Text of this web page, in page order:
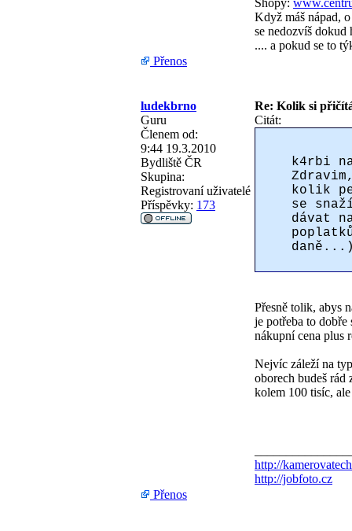
Když máš nápad,
se nedozvíš dokud
.... a pokud se to
Přenos
ludekbrno
Re: Kolik si
Guru
Členem od:
9:44 19.3.2010
Bydliště ČR
Skupina:
Registrovaní uživatelé
Příspěvky: 173
Citát:
k4rbi
kolik
se
dávat
Přesně tolik, abys
je potřeba to dobře
nákupní cena plus
Nejvíc záleží na
oborech budeš
kolem 100 tisíc,
http://
http://jobfoto.cz
Přenos